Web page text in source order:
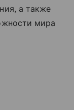
а также
мира